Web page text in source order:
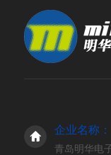
企业名称：
青岛明华电